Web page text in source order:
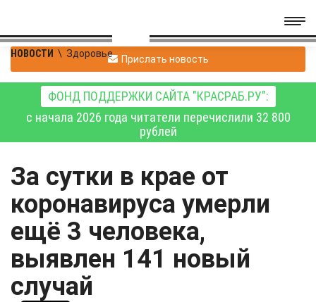
НОВОСТИ \ Здоровье Прислать новость
ФОНД ПОДДЕРЖКИ САЙТА "КРАСРАБ.РУ":
с начала 2026 года читатели перечислили 32 800
рублей
За сутки в крае от
коронавируса умерли
ещё 3 человека,
выявлен 141 новый
случай